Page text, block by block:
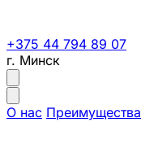
+375 44 794 89 07
г. Минск
О нас Преимущества